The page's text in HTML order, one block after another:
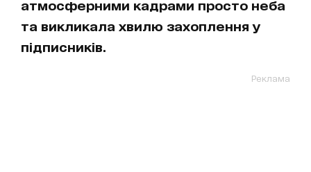
атмосферними кадрами просто неба
та викликала хвилю захоплення у
підписників.
Реклама